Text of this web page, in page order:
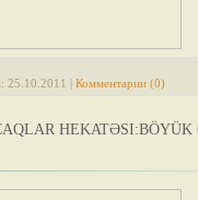
25.10.2011 | Комментарии (0)
HEKATƏSI:BÖYÜK